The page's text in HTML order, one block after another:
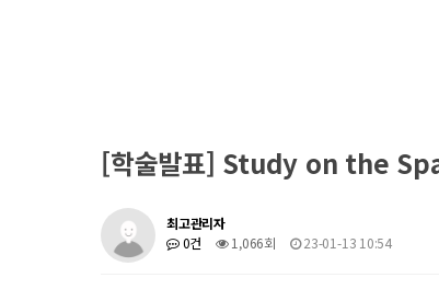
[학술발표] Study on the
최고관리자
0건
1,066회 23-01-13 10:54